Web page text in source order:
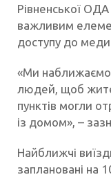
Рівненської ОДА
важливим
доступу до
«Ми наближаємо
людей, щоб
пунктів могли
із домом», –
Найближчі
заплановані на